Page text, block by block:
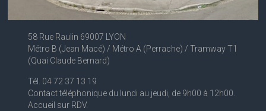
58 Rue Raulin 69007 LYON
Métro B (Jean Macé) / Métro A (Perrache) / Tramway T1
(Quai Claude Bernard)
Tél. 04 72 37 13 19
Contact téléphonique du lundi au jeudi, de 9h00 à 12h00.
Accueil sur RDV.